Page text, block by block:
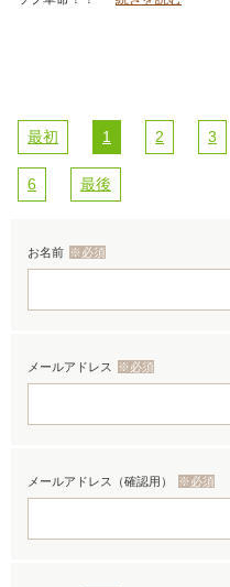
最初 1 2 3
6 最後
お名前 ※必須
メールアドレス ※必須
メールアドレス（確認用） ※必須